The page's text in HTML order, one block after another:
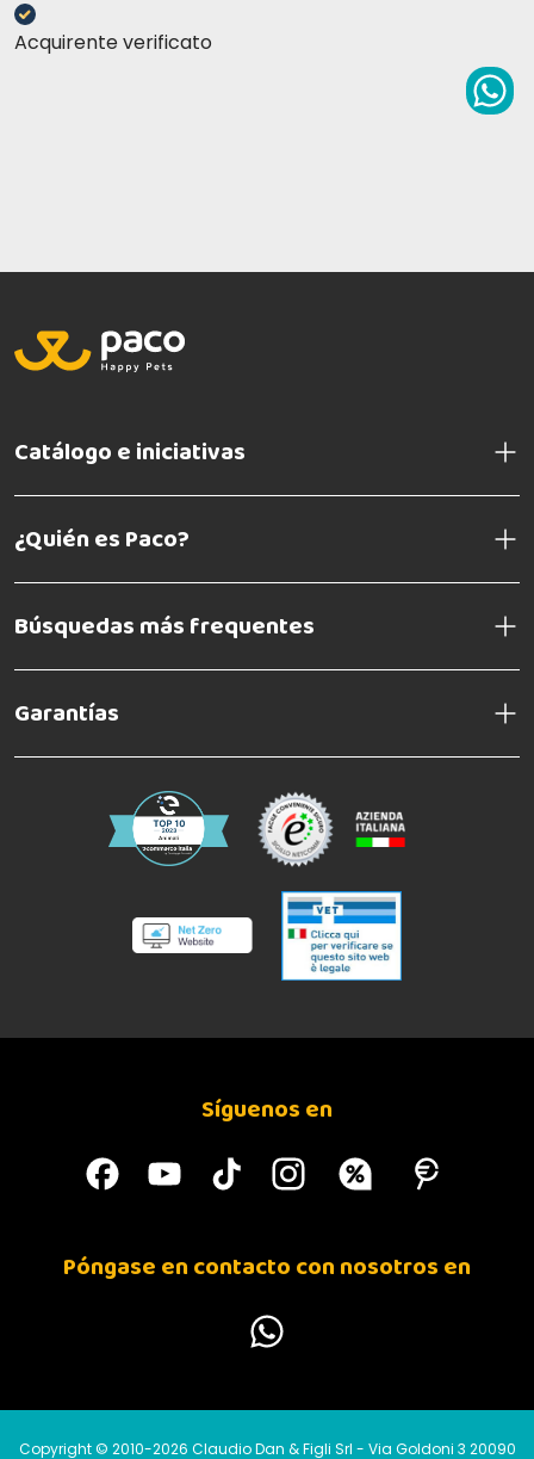
P12 ATÚN Y ALOE
P13 ATÚN Y SALMÓN
Acquirente verificato
Catálogo e iniciativas
¿Quién es Paco?
Búsquedas más frequentes
Garantías
Síguenos en
Póngase en contacto con nosotros en
Copyright © 2010-2026 Claudio Dan & Figli Srl - Via Goldoni 3 20090